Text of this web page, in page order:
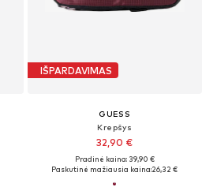
IŠPARDAVIMAS
GUESS
Krepšys
32,90 €
Pradinė kaina: 39,90 €
Paskutinė mažiausia kaina:26,32 €